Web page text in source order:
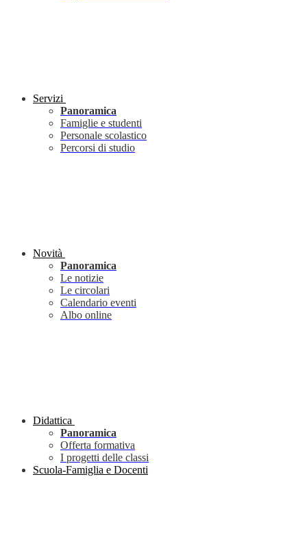
Servizi
Panoramica
Famiglie e studenti
Personale scolastico
Percorsi di studio
Novità
Panoramica
Le notizie
Le circolari
Calendario eventi
Albo online
Didattica
Panoramica
Offerta formativa
I progetti delle classi
Scuola-Famiglia e Docenti